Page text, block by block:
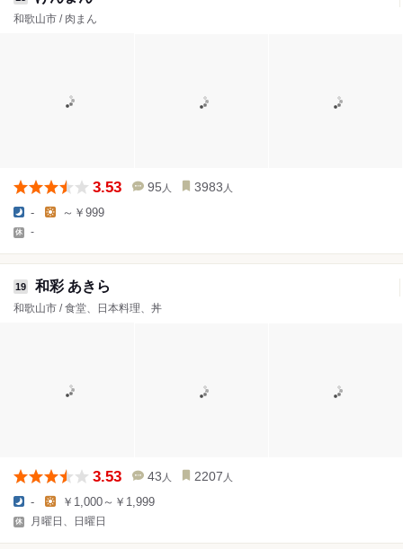
和歌山市 / 肉まん
3.53 95 人 3983 人
- ～￥999
-
19 和彩 あきら
和歌山市 / 食堂、日本料理、丼
3.53 43 人 2207 人
- ￥1,000～￥1,999
月曜日、日曜日